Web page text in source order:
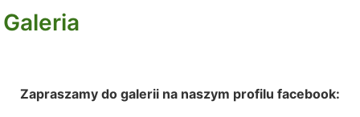
Galeria
Zapraszamy do galerii na naszym profilu facebook: